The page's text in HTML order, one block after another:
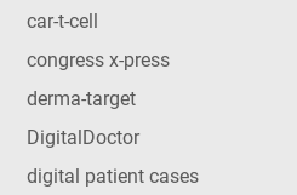
car-t-cell
congress x-press
derma-target
DigitalDoctor
digital patient cases